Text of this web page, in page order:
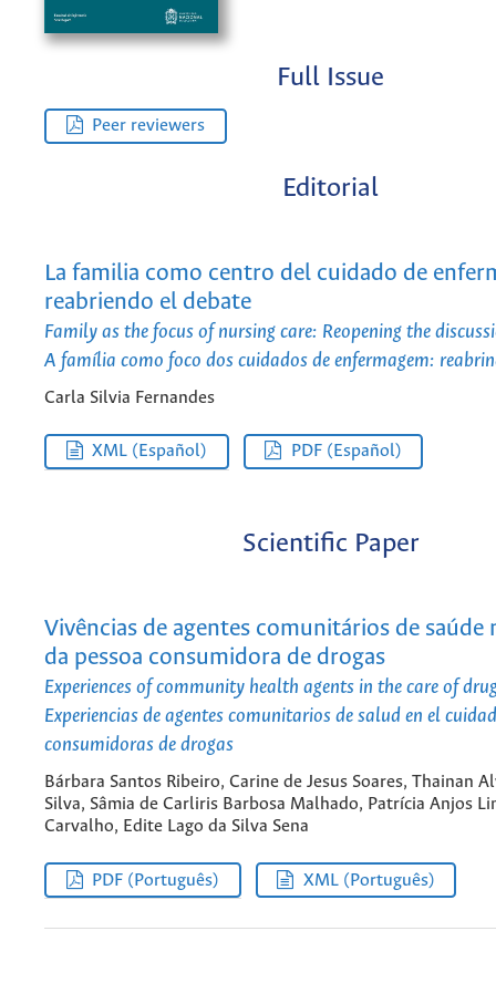
Full Issue
Peer reviewers
Editorial
La familia como centro del cuidado de
reabriendo el debate
Family as the focus of nursing care: Reopening the
A família como foco dos cuidados de enfermagem:
Carla Silvia Fernandes
XML (Español) PDF (Español)
Scientific Paper
Vivências de agentes comunitários de saúde
da pessoa consumidora de drogas
Experiences of community health agents in the care of
Experiencias de agentes comunitarios de salud en el
consumidoras de drogas
Bárbara Santos Ribeiro, Carine de Jesus Soares, Thainan
Silva, Sâmia de Carliris Barbosa Malhado, Patrícia Anjos
Carvalho, Edite Lago da Silva Sena
PDF (Português) XML (Português)